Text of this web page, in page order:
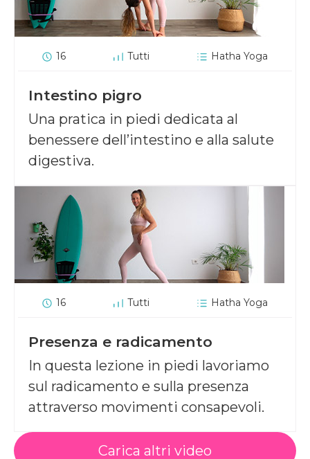
16 Tutti Hatha Yoga
Intestino pigro
Una pratica in piedi dedicata al
benessere dell’intestino e alla salute
digestiva.
16 Tutti Hatha Yoga
Presenza e radicamento
In questa lezione in piedi lavoriamo
sul radicamento e sulla presenza
attraverso movimenti consapevoli.
Carica altri video